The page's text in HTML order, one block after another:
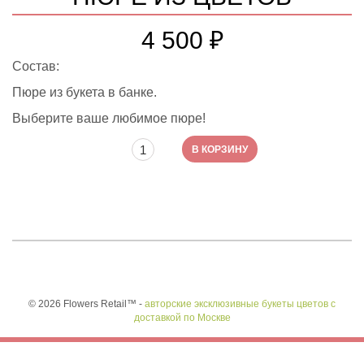
4 500 ₽
Состав:
Пюре из букета в банке.
Выберите ваше любимое пюре!
Количество товара Пюре из цветов
В КОРЗИНУ
© 2026 Flowers Retail™ - авторские эксклюзивные букеты цветов с
доставкой по Москве